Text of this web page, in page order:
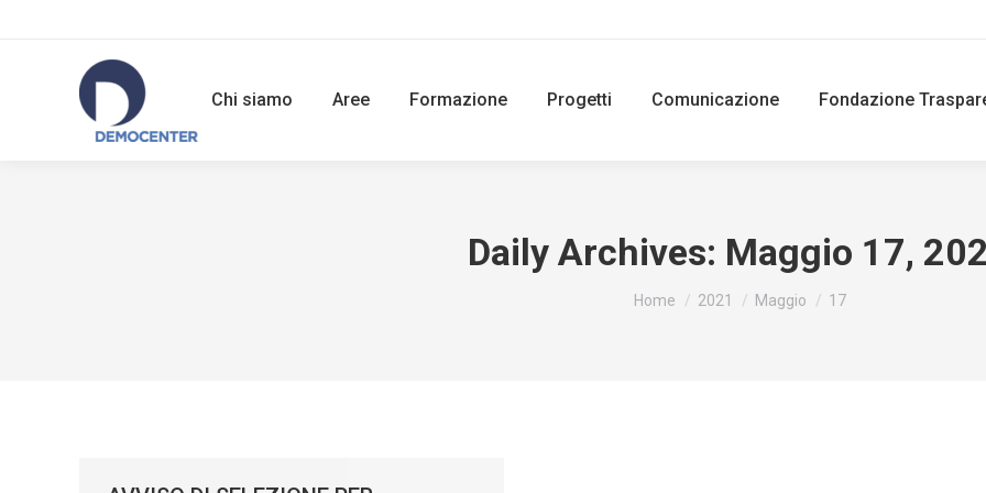
Chi siamo Aree Formazione Progetti Comunicazione Fondazione
Daily Archives: Maggio 17,
You are here:
Home 2021 Maggio 17